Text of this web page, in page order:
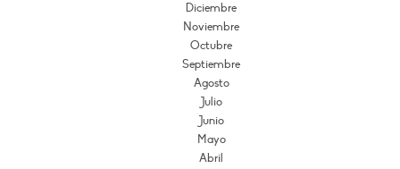
Diciembre
Noviembre
Octubre
Septiembre
Agosto
Julio
Junio
Mayo
Abril